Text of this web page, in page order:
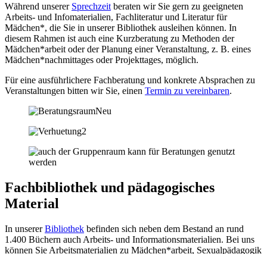
Während unserer Sprechzeit beraten wir Sie gern zu geeigneten
Arbeits- und Infomaterialien, Fachliteratur und Literatur für
Mädchen*, die Sie in unserer Bibliothek ausleihen können. In
diesem Rahmen ist auch eine Kurzberatung zu Methoden der
Mädchen*arbeit oder der Planung einer Veranstaltung, z. B. eines
Mädchen*nachmittages oder Projekttages, möglich.
Für eine ausführlichere Fachberatung und konkrete Absprachen zu
Veranstaltungen bitten wir Sie, einen Termin zu vereinbaren.
Fachbibliothek und pädagogisches
Material
In unsererBibliothek befinden sich neben dem Bestand an rund
1.400 Büchern auch Arbeits- und Informationsmaterialien. Bei uns
können Sie Arbeitsmaterialien zu Mädchen*arbeit, Sexualpädagogik